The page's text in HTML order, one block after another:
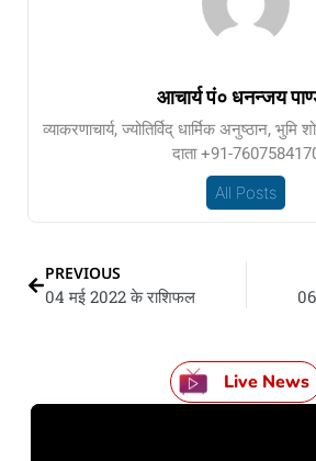
आचार्य पं० धनन्जय
व्याकरणाचार्य, ज्योतिर्विद् धार्मिक अनुष्ठान,
दाता +91-
All Posts
PREVIOUS
04 मई 2022 के राशिफल
Live News